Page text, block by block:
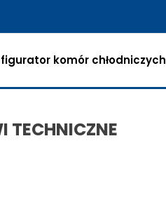
komór chłodniczych
TECHNICZNE